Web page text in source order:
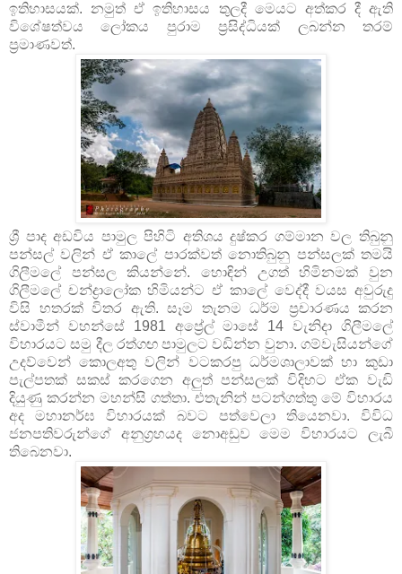
ඉතිහාසයක්. නමුත් ඒ ඉතිහාසය තුලදී මෙයට අත්කර දී ඇති
විශේෂත්වය ලෝකය පුරාම ප්‍රසිද්ධියක් ලබන්න තරම්
ප්‍රමාණවත්.
ශ්‍රී පාද අඩවිය පාමුල පිහිටි අතිශය දුෂ්කර ගම්මාන වල තිබුනු
පන්සල් වලින් ඒ කාලේ පාරක්වත් නොතිබුනු පන්සලක් තමයි
ගිලීමලේ පන්සල කියන්නේ. හොඳින් උගත් හිමිනමක් වුන
ගිලීමලේ චන්ද්‍රාලෝක හිමියන්ට ඒ කාලේ වෙද්දී වයස අවුරුදු
විසි හතරක් විතර ඇති. සෑම තැනම ධර්ම ප්‍රචාරණය කරන
ස්වාමීන් වහන්සේ 1981 අප්‍රේල් මාසේ 14 වැනිදා ගිලීමලේ
විහාරයට සමු දීල රත්ගඟ පාමුලට වඩින්න වුනා. ගම්වැසියන්ගේ
උදව්වෙන් කොලඅතු වලින් වටකරපු ධර්මශාලාවක් හා කුඩා
පැල්පතක් සකස් කරගෙන අලුත් පන්සලක් විදිහට ඒක වැඩි
දියුණු කරන්න මහන්සි ගත්තා. එතැනින් පටන්ගත්තු මේ විහාරය
අද මහානර්ඝ විහාරයක් බවට පත්වෙලා තියෙනවා. විවිධ
ජනපතිවරුන්ගේ අනුග්‍රහයද නොඅඩුව මෙම විහාරයට ලැබී
තිබෙනවා.